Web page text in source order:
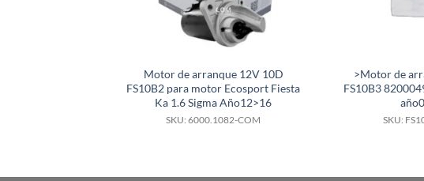
Motor de arranque 12V 10D
FS10B2 para motor Ecosport Fiesta
Ka 1.6 Sigma Año12>16
SKU: 6000.1082-COM
>Motor de
FS10B3
SKU: